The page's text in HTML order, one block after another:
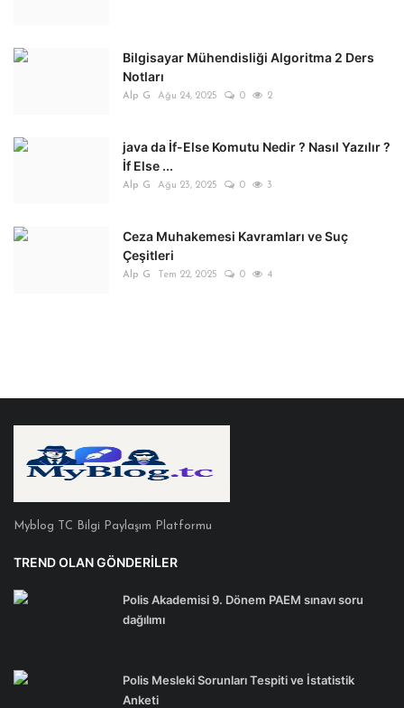
Bilgisayar Mühendisliği Algoritma 2 Ders
Notları
Alp G Ağu 24, 2025 0 2
java da İf-Else Komutu Nedir ? Nasıl Yazılır ?
İf Else ...
Alp G Ağu 23, 2025 0 3
Ceza Muhakemesi Kavramları ve Suç
Çeşitleri
Alp G Tem 22, 2025 0 4
Myblog TC Bilgi Paylaşım Platformu
TREND OLAN GÖNDERILER
Polis Akademisi 9. Dönem PAEM sınavı soru
dağılımı
Polis Mesleki Sorunları Tespiti ve İstatistik
Anketi